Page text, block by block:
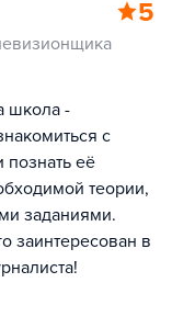
5
школа -
с
её
теории,
заданиями.
заинтересован в